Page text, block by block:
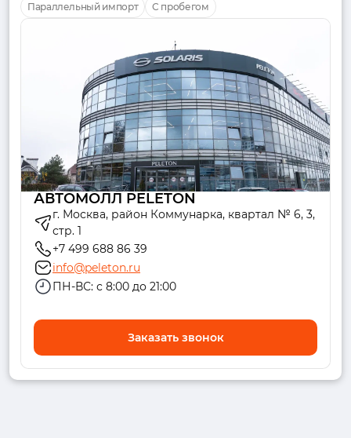
Параллельный импорт С пробегом
АВТОМОЛЛ PELETON
г. Москва, район Коммунарка, квартал № 6, 3,
стр. 1
+7 499 688 86 39
info@peleton.ru
ПН-ВС: с 8:00 до 21:00
Заказать звонок